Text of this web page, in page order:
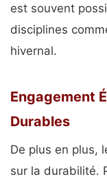
est souvent
disciplines
hivernal.
Engagement
Durables
De plus en plus,
sur la durabilité.